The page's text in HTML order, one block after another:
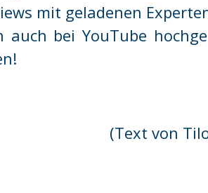
mit geladenen
bei YouTube
(Text von